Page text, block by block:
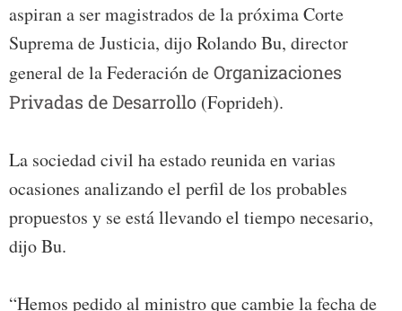
aspiran a ser magistrados de la próxima Corte
Suprema de Justicia, dijo Rolando Bu, director
general de la Federación deOrganizaciones
Privadas de Desarrollo (Foprideh).
La sociedad civil ha estado reunida en varias
ocasiones analizando el perfil de los probables
propuestos y se está llevando el tiempo necesario,
dijo Bu.
“Hemos pedido al ministro que cambie la fecha de